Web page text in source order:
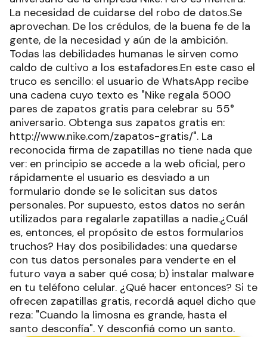
La necesidad de cuidarse del robo de datos.Se
aprovechan. De los crédulos, de la buena fe de la
gente, de la necesidad y aún de la ambición.
Todas las debilidades humanas le sirven como
caldo de cultivo a los estafadores.En este caso el
truco es sencillo: el usuario de WhatsApp recibe
una cadena cuyo texto es "Nike regala 5000
pares de zapatos gratis para celebrar su 55°
aniversario. Obtenga sus zapatos gratis en:
http://www.nike.com/zapatos-gratis/". La
reconocida firma de zapatillas no tiene nada que
ver: en principio se accede a la web oficial, pero
rápidamente el usuario es desviado a un
formulario donde se le solicitan sus datos
personales. Por supuesto, estos datos no serán
utilizados para regalarle zapatillas a nadie.¿Cuál
es, entonces, el propósito de estos formularios
truchos? Hay dos posibilidades: una quedarse
con tus datos personales para venderte en el
futuro vaya a saber qué cosa; b) instalar malware
en tu teléfono celular. ¿Qué hacer entonces? Si te
ofrecen zapatillas gratis, recordá aquel dicho que
reza: "Cuando la limosna es grande, hasta el
santo desconfía". Y desconfiá como un santo.